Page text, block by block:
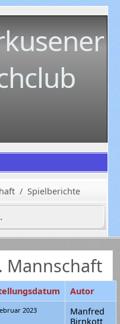
Spielberichte
Mannschaft
Autor
2023
Manfred
Birnkott